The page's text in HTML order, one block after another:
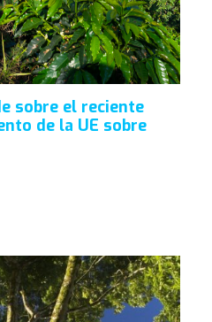
sobre el reciente
de la UE sobre